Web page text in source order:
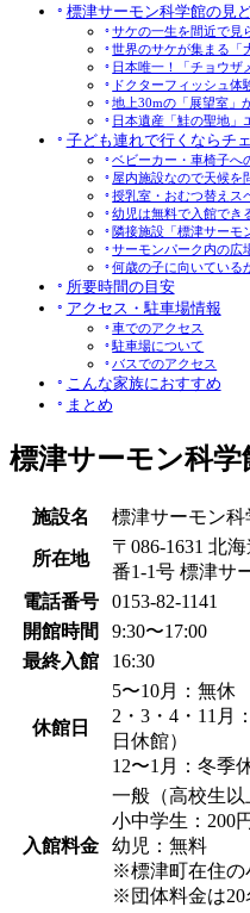
標津サーモン科学館の見
サケの一生を間近で見
世界のサケが集まる「
日本唯一！「チョウザ
ドクターフィッシュ体
地上30mの「展望室」
日本遺産「鮭の聖地」
子ども連れで行くならチ
ベビーカー・車椅子へ
屋内施設なので天候を
授乳室・おむつ替えス
幼児は無料で入館でき
隣接施設「標津サーモ
サーモンパーク内の広
何歳の子に向いている
所要時間の目安
アクセス・駐車場情報
車でのアクセス
駐車場について
バスでのアクセス
こんな家族におすすめ
まとめ
標津サーモン科学
施設名 標津サーモン科
所在地
〒086-1631 北
番1-1号 標津サ
電話番号
0153-82-1141
開館時間
9:30〜17:00
最終入館
16:30
休館日
5〜10月：無休
2・3・4・11月
日休館）
12〜1月：冬季
入館料金
一般（高校生以
小中学生：200
幼児：無料
※標津町在住の
※団体料金は20